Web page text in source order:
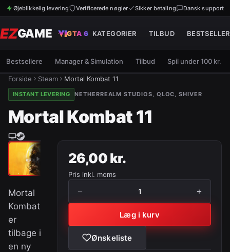
Øjeblikkelig levering Verificerede nøgler Sikker betaling Dansk support
EZGAME GTA 6 KATEGORIER TILBUD
Bestsellere Manager & Simulation Tilbud Spil under 100 kr.
Forside Steam Mortal Kombat 11
INSTANT LEVERING NETHERREALM STUDIOS, QLOC, SHIVER
Mortal Kombat 11
Mortal
Kombat
er
tilbage i
en ny
26,00 kr.
Pris inkl. moms
− 1 +
Læg i kurv
Ønskeliste